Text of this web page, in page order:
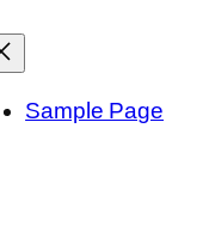
Sample Page